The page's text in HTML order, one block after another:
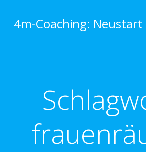
springen
4m-Coaching: Neustart